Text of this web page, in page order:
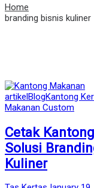
Home
branding bisnis kuliner
Posted
in
artikelBlogKantong
Makanan Custom
Cetak
Solusi
Kuliner